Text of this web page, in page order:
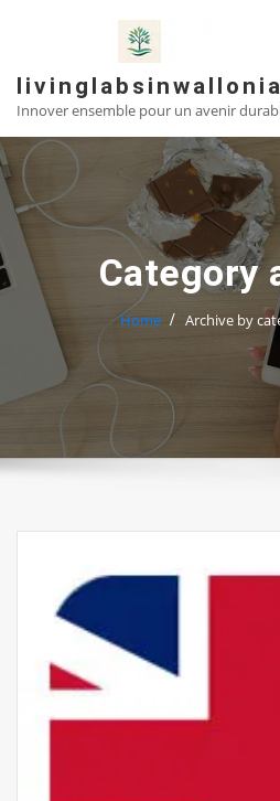
Innover ensemble pour un avenir
Category
Home Archive by